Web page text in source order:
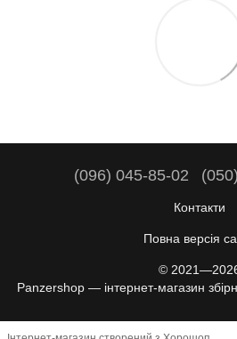
(096) 045-85-02
Контакти
Повна версія
©
Panzershop — інтернет-магазин